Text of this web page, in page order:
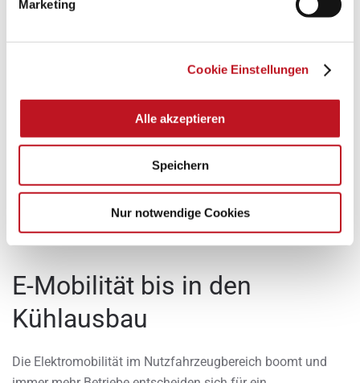
Marketing
Cookie Einstellungen
Alle akzeptieren
Speichern
Nur notwendige Cookies
Kühlausbau
Ob Kleintransporter oder Kastenwagen, die Winter
Frischdienstausbauten können individuell an zahlreiche
Nutzfahrzeuge aus dem SDH-Portfolio angepasst werden.
Der Kühlausbau für Ihr neues Firmenfahrzeug von Citroen,
Fiat Professional, Opel, Ford, Nissan, Peugeot, Renault und
Toyota verfügt über eine serienmäßige Grundausstattung:
LED-Deckenleuchten, Kantenschutz, Komplettisolierung
E-Mobilität bis in den
Kühlausbau
Die Elektromobilität im Nutzfahrzeugbereich boomt und